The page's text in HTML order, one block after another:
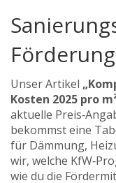
Unser Artikel
Kosten 2025 pro
aktuelle
bekommst eine
für Dämmung,
wir, welche
wie du die